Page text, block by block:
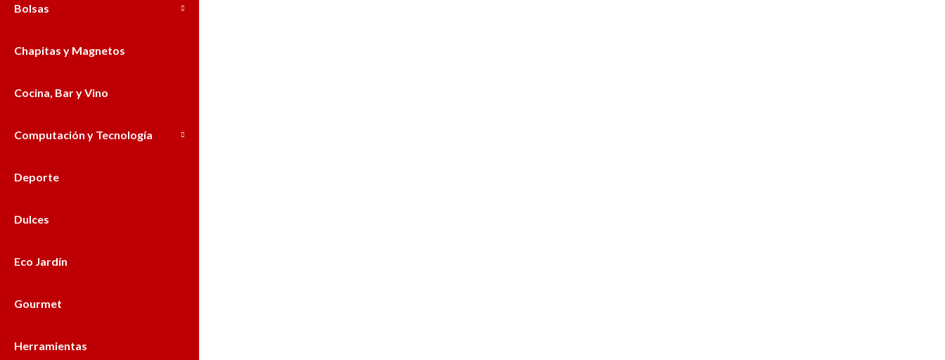
Bolsas
Chapitas y Magnetos
Cocina, Bar y Vino
Computación y Tecnología
Deporte
Dulces
Eco Jardín
Gourmet
Herramientas